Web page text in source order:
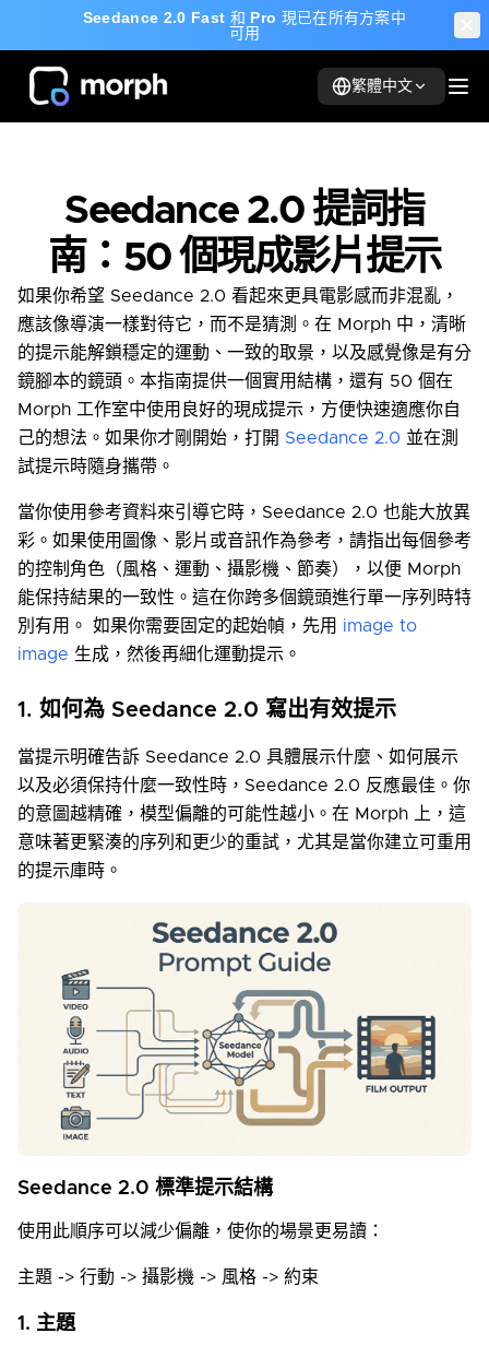
Seedance 2.0 Fast 和 Pro 現已在所有方案中
可用
繁體中文
Seedance 2.0 提詞指
南：50 個現成影片提示
如果你希望 Seedance 2.0 看起來更具電影感而非混亂，
應該像導演一樣對待它，而不是猜測。在 Morph 中，清晰
的提示能解鎖穩定的運動、一致的取景，以及感覺像是有分
鏡腳本的鏡頭。本指南提供一個實用結構，還有 50 個在
Morph 工作室中使用良好的現成提示，方便快速適應你自
己的想法。如果你才剛開始，打開 Seedance 2.0 並在測
試提示時隨身攜帶。
當你使用參考資料來引導它時，Seedance 2.0 也能大放異
彩。如果使用圖像、影片或音訊作為參考，請指出每個參考
的控制角色（風格、運動、攝影機、節奏），以便 Morph
能保持結果的一致性。這在你跨多個鏡頭進行單一序列時特
別有用。 如果你需要固定的起始幀，先用 image to
image 生成，然後再細化運動提示。
1. 如何為 Seedance 2.0 寫出有效提示
當提示明確告訴 Seedance 2.0 具體展示什麼、如何展示
以及必須保持什麼一致性時，Seedance 2.0 反應最佳。你
的意圖越精確，模型偏離的可能性越小。在 Morph 上，這
意味著更緊湊的序列和更少的重試，尤其是當你建立可重用
的提示庫時。
Seedance 2.0 標準提示結構
使用此順序可以減少偏離，使你的場景更易讀：
主題 -> 行動 -> 攝影機 -> 風格 -> 約束
1. 主題